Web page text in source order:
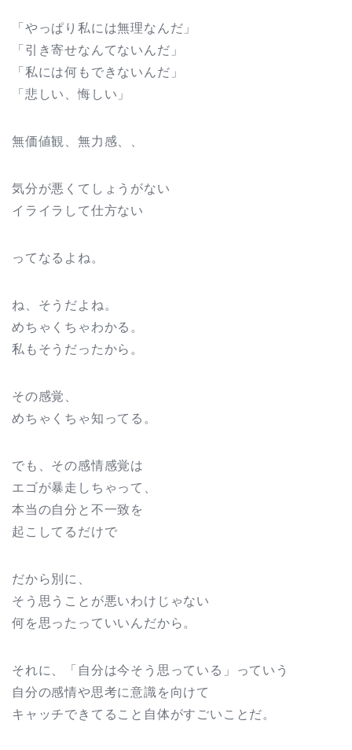
「やっぱり私には無理なんだ」
「引き寄せなんてないんだ」
「私には何もできないんだ」
「悲しい、悔しい」
無価値観、無力感、、
気分が悪くてしょうがない
イライラして仕方ない
ってなるよね。
ね、そうだよね。
めちゃくちゃわかる。
私もそうだったから。
その感覚、
めちゃくちゃ知ってる。
でも、その感情感覚は
エゴが暴走しちゃって、
本当の自分と不一致を
起こしてるだけで
だから別に、
そう思うことが悪いわけじゃない
何を思ったっていいんだから。
それに、「自分は今そう思っている」っていう
自分の感情や思考に意識を向けて
キャッチできてること自体がすごいことだ。